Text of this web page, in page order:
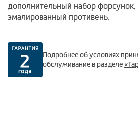
дополнительный набор форсунок,
эмалированный противень.
Подробнее об условиях
обслуживание в разделе